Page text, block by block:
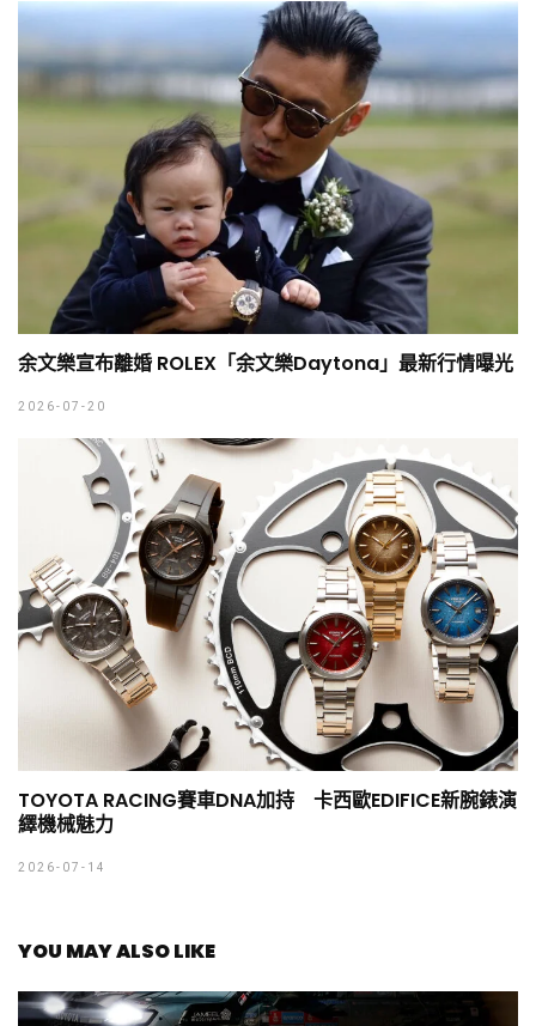
余文樂宣布離婚 ROLEX「余文樂Daytona」最新行情曝光
2026-07-20
TOYOTA RACING賽車DNA加持 卡西歐EDIFICE新腕錶演
繹機械魅力
2026-07-14
YOU MAY ALSO LIKE